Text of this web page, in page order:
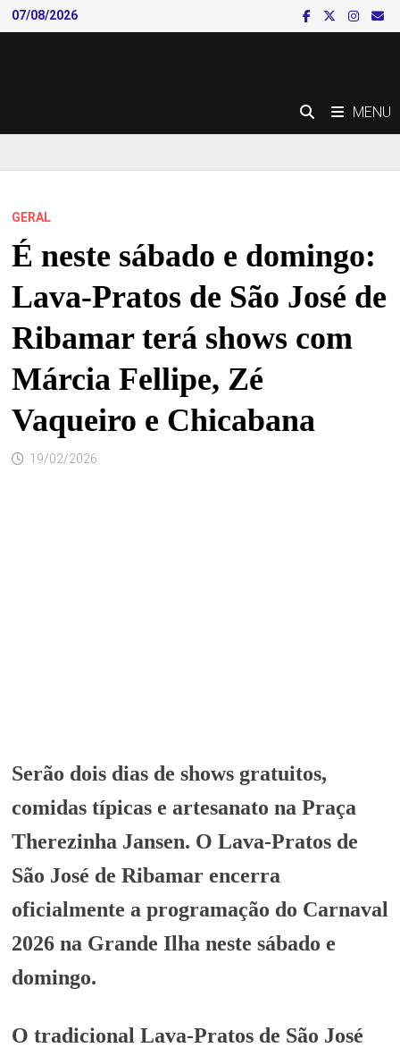
Skip
to
07/08/2026
MENU
GERAL
É neste sábado e domingo:
Lava-Pratos de São José de
Ribamar terá shows com
Márcia Fellipe, Zé
Vaqueiro e Chicabana
19/02/2026
Serão dois dias de shows gratuitos,
comidas típicas e artesanato na Praça
Therezinha Jansen. O Lava-Pratos de
São José de Ribamar encerra
oficialmente a programação do Carnaval
2026 na Grande Ilha neste sábado e
domingo.
O tradicional Lava-Pratos de São José